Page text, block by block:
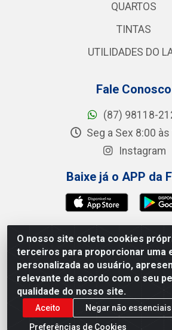
O nosso site coleta cookies
terceiros para proporcionar uma
personalizada ao usuário,
relevante de acordo com o seu
qualidade do nosso site.
Aceito
Negar não essenciais
Preferências de Cookies
QUARTOS
TINTAS
UTILIDADES DO
Fale Conosco
(87) 98118-
Seg a Sex 8:00
Instagram
Baixe já o APP da
Femac Distribuidora - 1a Travessa
Centro, Brejão/PE - CEP 55.325-000 -
19